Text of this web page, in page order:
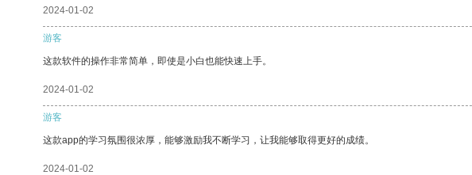
2024-01-02
游客
这款软件的操作非常简单，即使是小白也能快速上手。
2024-01-02
游客
这款app的学习氛围很浓厚，能够激励我不断学习，让我能够取得更好的成绩。
2024-01-02